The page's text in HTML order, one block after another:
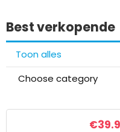
Best verkopende
Toon alles
Choose category
€